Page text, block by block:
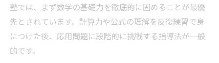
塾では、まず数学の基礎力を徹底的に固めることが最優
先とされています。計算力や公式の理解を反復練習で身
につけた後、応用問題に段階的に挑戦する指導法が一般
的です。